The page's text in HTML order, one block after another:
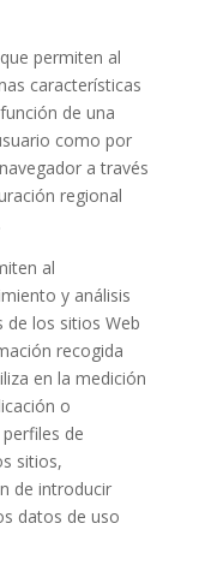
permiten al
características
de una
como por
a través
regional
al
y análisis
los sitios Web
recogida
en la medición
o
de
sitios,
de introducir
datos de uso